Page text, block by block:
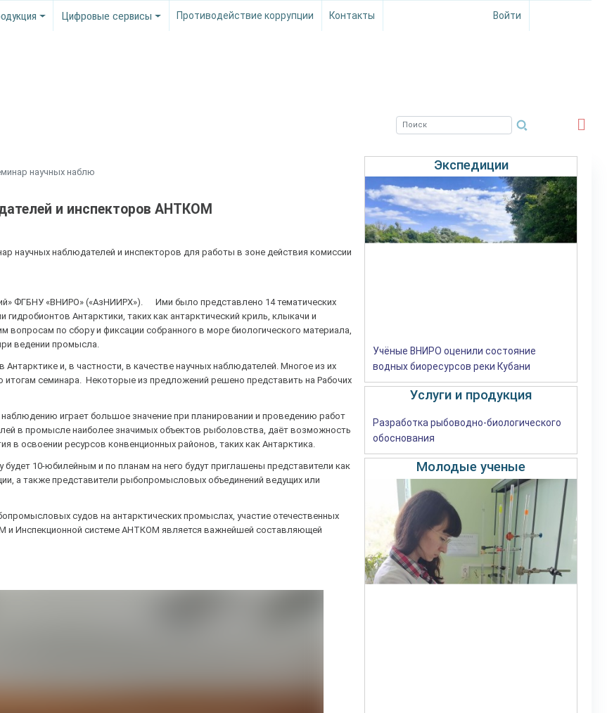
Цифровые сервисы Противодействие коррупции Контакты Войти
научных наблю
и инспекторов АНТКОМ
научных наблюдателей и инспекторов для работы в зоне действия комиссии
ФГБНУ «ВНИРО» («АзНИИРХ»). Ими было представлено 14 тематических
Антарктики, таких как антарктический криль, клыкачи и
по сбору и фиксации собранного в море биологического материала,
ведении промысла.
и, в частности, в качестве научных наблюдателей. Многое из их
семинара. Некоторые из предложений решено представить на Рабочих
играет большое значение при планировании и проведению работ
в промысле наиболее значимых объектов рыболовства, даёт возможность
в освоении ресурсов конвенционных районов, таких как Антарктика.
10-юбилейным и по планам на него будут приглашены представители как
а также представители рыбопромысловых объединений ведущих или
судов на антарктических промыслах, участие отечественных
Инспекционной системе АНТКОМ является важнейшей составляющей
Экспедиции
Учёные ВНИРО оценили состояние
водных биоресурсов реки Кубани
Услуги и продукция
Разработка рыбоводно-биологического
обоснования
Молодые ученые